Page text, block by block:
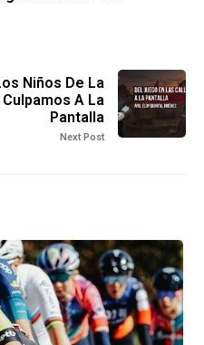
Niños De La
A La
Pantalla
Next Post